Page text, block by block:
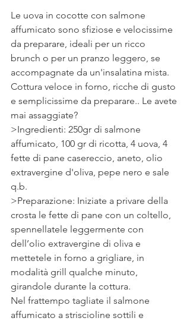
Le uova in cocotte con salmone
affumicato sono sfiziose e velocissime
da preparare, ideali per un ricco
brunch o per un pranzo leggero, se
accompagnate da un'insalatina mista.
Cottura veloce in forno, ricche di gusto
e semplicissime da preparare.. Le avete
mai assaggiate?
>Ingredienti: 250gr di salmone
affumicato, 100 gr di ricotta, 4 uova, 4
fette di pane casereccio, aneto, olio
extravergine d'oliva, pepe nero e sale
q.b.
>Preparazione: Iniziate a privare della
crosta le fette di pane con un coltello,
spennellatele leggermente con
dell’olio extravergine di oliva e
mettetele in forno a grigliare, in
modalità grill qualche minuto,
girandole durante la cottura.
Nel frattempo tagliate il salmone
affumicato a striscioline sottili e